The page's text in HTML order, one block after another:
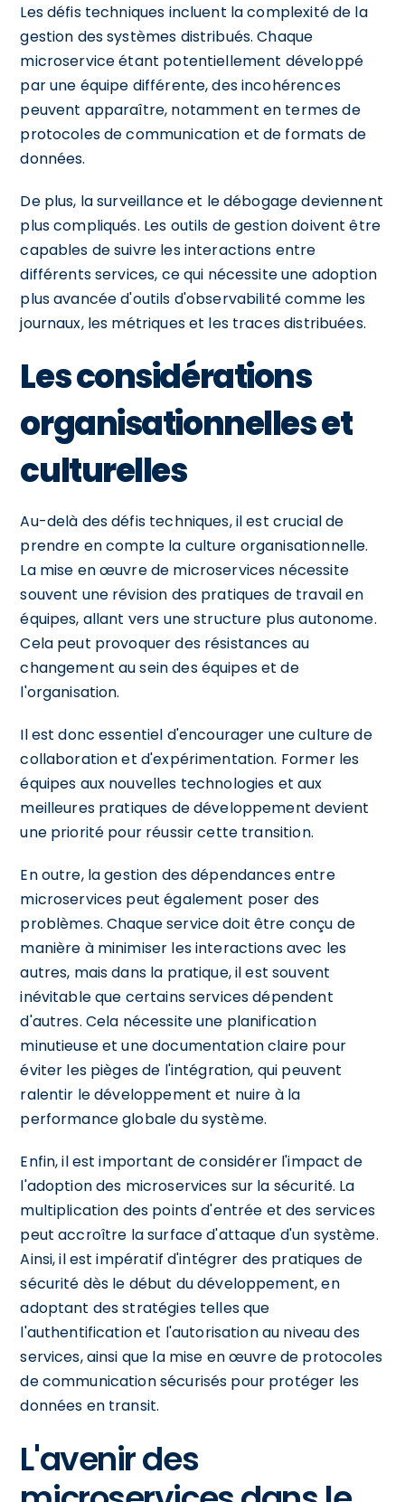
Les défis techniques incluent la complexité de la
gestion des systèmes distribués. Chaque
microservice étant potentiellement développé
par une équipe différente, des incohérences
peuvent apparaître, notamment en termes de
protocoles de communication et de formats de
données.
De plus, la surveillance et le débogage deviennent
plus compliqués. Les outils de gestion doivent être
capables de suivre les interactions entre
différents services, ce qui nécessite une adoption
plus avancée d'outils d'observabilité comme les
journaux, les métriques et les traces distribuées.
Les considérations
organisationnelles et
culturelles
Au-delà des défis techniques, il est crucial de
prendre en compte la culture organisationnelle.
La mise en œuvre de microservices nécessite
souvent une révision des pratiques de travail en
équipes, allant vers une structure plus autonome.
Cela peut provoquer des résistances au
changement au sein des équipes et de
l'organisation.
Il est donc essentiel d'encourager une culture de
collaboration et d'expérimentation. Former les
équipes aux nouvelles technologies et aux
meilleures pratiques de développement devient
une priorité pour réussir cette transition.
En outre, la gestion des dépendances entre
microservices peut également poser des
problèmes. Chaque service doit être conçu de
manière à minimiser les interactions avec les
autres, mais dans la pratique, il est souvent
inévitable que certains services dépendent
d'autres. Cela nécessite une planification
minutieuse et une documentation claire pour
éviter les pièges de l'intégration, qui peuvent
ralentir le développement et nuire à la
performance globale du système.
Enfin, il est important de considérer l'impact de
l'adoption des microservices sur la sécurité. La
multiplication des points d'entrée et des services
peut accroître la surface d'attaque d'un système.
Ainsi, il est impératif d'intégrer des pratiques de
sécurité dès le début du développement, en
adoptant des stratégies telles que
l'authentification et l'autorisation au niveau des
services, ainsi que la mise en œuvre de protocoles
de communication sécurisés pour protéger les
données en transit.
L'avenir des